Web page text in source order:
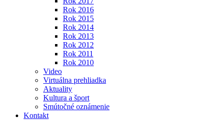
Rok 2016
Rok 2015
Rok 2014
Rok 2013
Rok 2012
Rok 2011
Rok 2010
Video
Virtuálna prehliadka
Aktuality
Kultura a šport
Smútočné oznámenie
Kontakt